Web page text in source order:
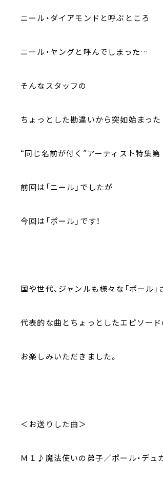
ニール・ダイアモンドと呼ぶところ
ニール・ヤングと呼んでしまった…
そんなスタッフの
ちょっとした勘違いから突如始まった
“同じ名前が付く”アーティスト特集第
前回は「ニール」でしたが
今回は「ポール」です！
国や世代、ジャンルも様々な「ポール」
代表的な曲とちょっとしたエピソード
お楽しみいただきました。
＜お送りした曲＞
Ｍ１♪魔法使いの弟子／ポール・デュ